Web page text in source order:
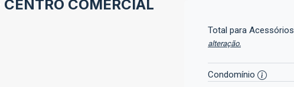
CENTRO COMERCIAL
Total para Acessórios
alteração.
Condomínio